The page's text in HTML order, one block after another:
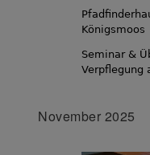
Königsmoos
Seminar &
Verpflegung
November 2025